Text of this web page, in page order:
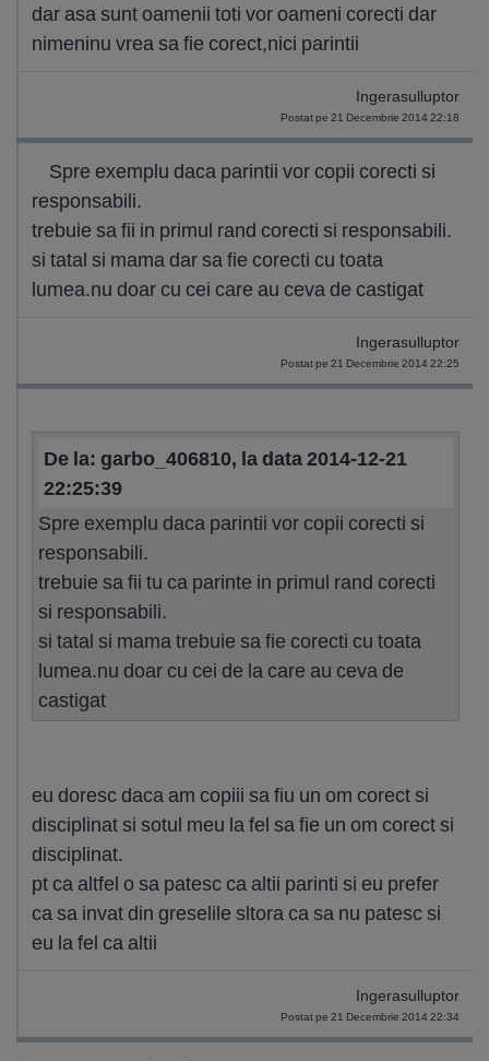
dar asa sunt oamenii toti vor oameni corecti dar
nimeninu vrea sa fie corect,nici parintii
Ingerasulluptor
Postat pe 21 Decembrie 2014 22:18
Spre exemplu daca parintii vor copii corecti si
responsabili.
trebuie sa fii in primul rand corecti si responsabili.
si tatal si mama dar sa fie corecti cu toata
lumea.nu doar cu cei care au ceva de castigat
Ingerasulluptor
Postat pe 21 Decembrie 2014 22:25
De la: garbo_406810, la data 2014-12-21
22:25:39
Spre exemplu daca parintii vor copii corecti si
responsabili.
trebuie sa fii tu ca parinte in primul rand corecti
si responsabili.
si tatal si mama trebuie sa fie corecti cu toata
lumea.nu doar cu cei de la care au ceva de
castigat
eu doresc daca am copiii sa fiu un om corect si
disciplinat si sotul meu la fel sa fie un om corect si
disciplinat.
pt ca altfel o sa patesc ca altii parinti si eu prefer
ca sa invat din greselile sltora ca sa nu patesc si
eu la fel ca altii
Ingerasulluptor
Postat pe 21 Decembrie 2014 22:34